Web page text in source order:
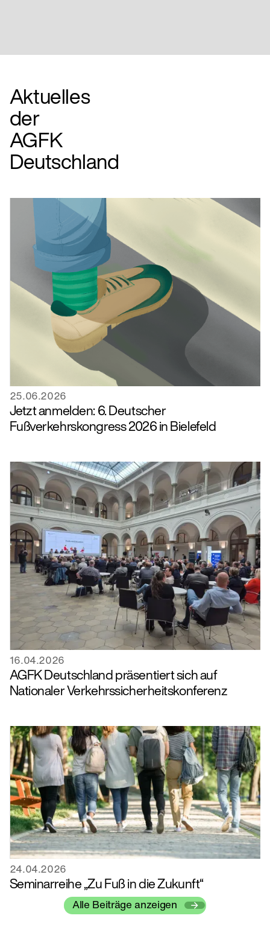
Aktuelles
der
AGFK
Deutschland
25.06.2026
Jetzt anmelden: 6. Deutscher
Fußverkehrskongress 2026 in Bielefeld
16.04.2026
AGFK Deutschland präsentiert sich auf
Nationaler Verkehrssicherheitskonferenz
24.04.2026
Seminarreihe „Zu Fuß in die Zukunft“
Alle Beiträge anzeigen